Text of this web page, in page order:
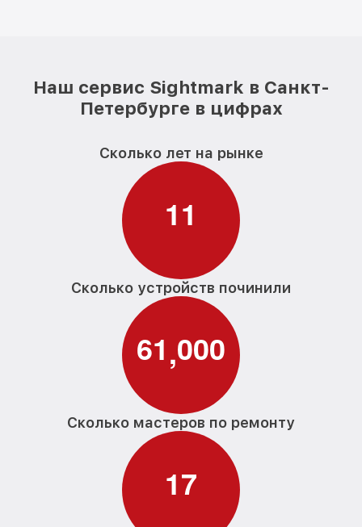
Наш сервис Sightmark в Санкт-
Петербурге в цифрах
Сколько лет на рынке
11
Сколько устройств починили
61,000
Сколько мастеров по ремонту
17